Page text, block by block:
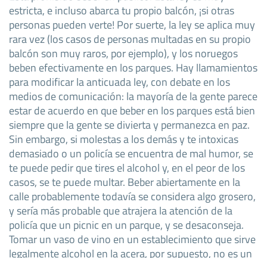
estricta, e incluso abarca tu propio balcón, ¡si otras
personas pueden verte! Por suerte, la ley se aplica muy
rara vez (los casos de personas multadas en su propio
balcón son muy raros, por ejemplo), y los noruegos
beben efectivamente en los parques. Hay llamamientos
para modificar la anticuada ley, con debate en los
medios de comunicación: la mayoría de la gente parece
estar de acuerdo en que beber en los parques está bien
siempre que la gente se divierta y permanezca en paz.
Sin embargo, si molestas a los demás y te intoxicas
demasiado o un policía se encuentra de mal humor, se
te puede pedir que tires el alcohol y, en el peor de los
casos, se te puede multar. Beber abiertamente en la
calle probablemente todavía se considera algo grosero,
y sería más probable que atrajera la atención de la
policía que un picnic en un parque, y se desaconseja.
Tomar un vaso de vino en un establecimiento que sirve
legalmente alcohol en la acera, por supuesto, no es un